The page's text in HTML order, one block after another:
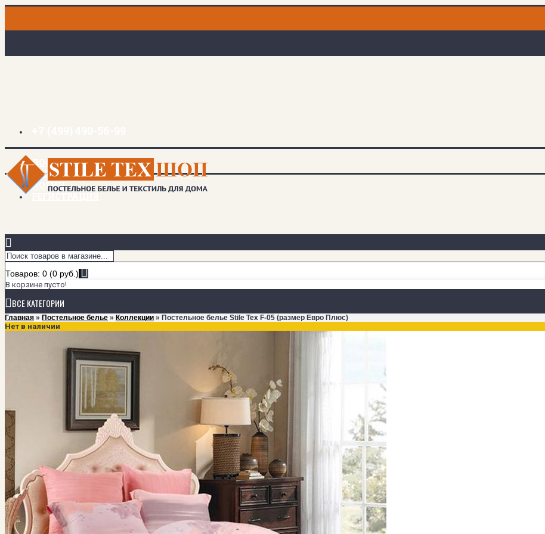
ДОСТАВКА И ОПЛАТА
ЗАКЛАДКИ (0)
ЛОГИН
Товаров: 0 (0 руб.)
В корзине пусто!
ВСЕ КАТЕГОРИИ
ПОСТЕЛЬНОЕ БЕЛЬЕ
КОЛЛЕКЦИИ
Мако-сатин класса Люкс
Мако-сатин однотонный
Сатин
Тенсел
РАЗМЕРЫ
Главная » Постельное белье » Коллекции » Постельное белье Stile Tex F-05 (размер Евро Плюс)
Нет в наличии